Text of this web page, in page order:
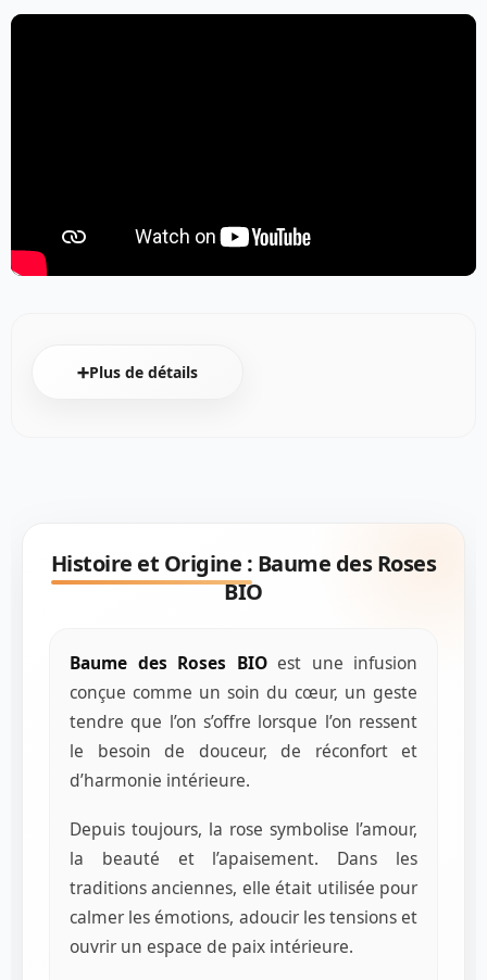
➕Plus de détails
Histoire et Origine : Baume des Roses
BIO
Baume des Roses BIOest une infusion
conçue comme un soin du cœur, un geste
tendre que l’on s’offre lorsque l’on ressent
le besoin de douceur, de réconfort et
d’harmonie intérieure.
Depuis toujours, la rose symbolise l’amour,
la beauté et l’apaisement. Dans les
traditions anciennes, elle était utilisée pour
calmer les émotions, adoucir les tensions et
ouvrir un espace de paix intérieure.